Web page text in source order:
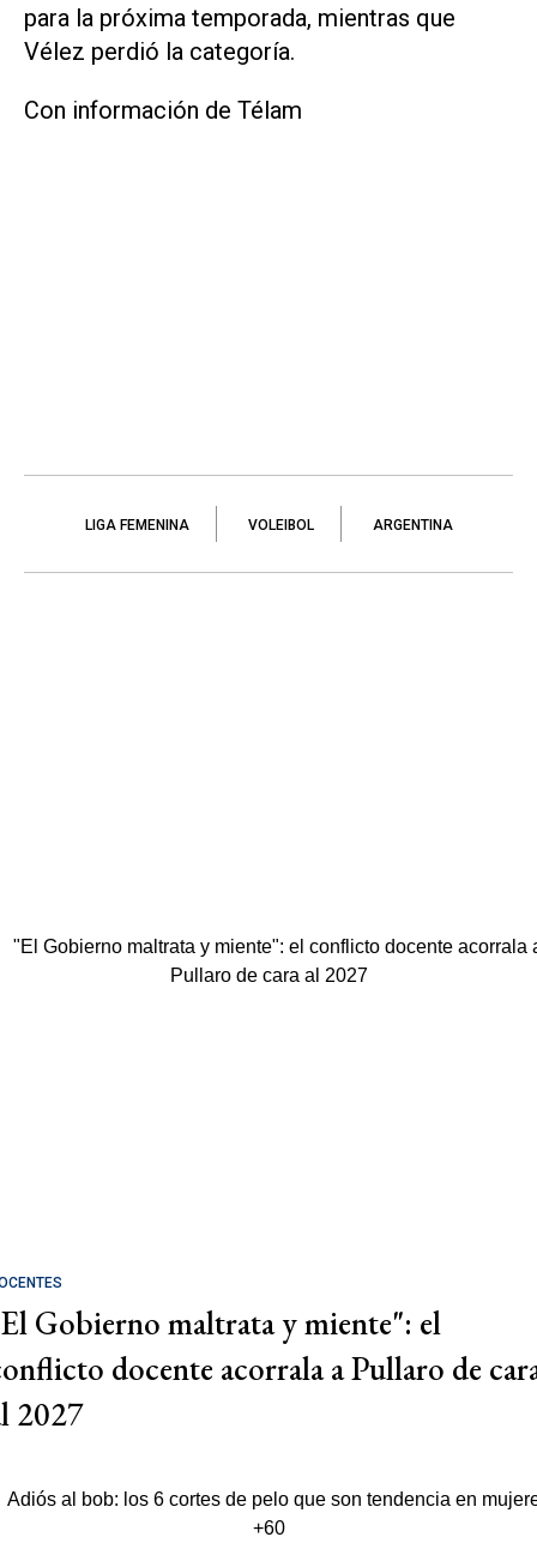
para la próxima temporada, mientras que
Vélez perdió la categoría.
Con información de Télam
LIGA FEMENINA VOLEIBOL ARGENTINA
Gobierno maltrata y miente": el
docente acorrala a Pullaro de
2027